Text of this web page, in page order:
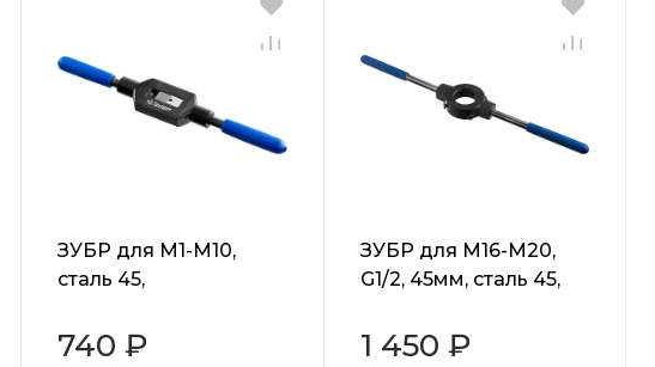
ЗУБР для M1-M10,
сталь 45,
№1 с регулируемыми
740 ₽
ЗУБР для M16-M20,
G1/2, 45мм, сталь 45,
стопорными винтами,
1 450 ₽